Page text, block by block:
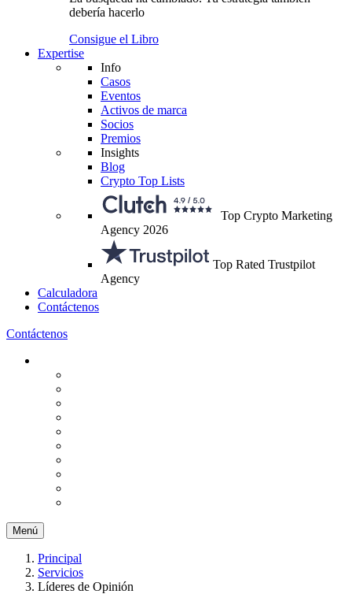
debería hacerlo
Consigue el Libro
Expertise
Info
Casos
Eventos
Activos de marca
Socios
Premios
Insights
Blog
Crypto Top Lists
Top Crypto Marketing
Agency 2026
Top Rated Trustpilot
Agency
Calculadora
Contáctenos
Contáctenos
Menú
Principal
Servicios
Líderes de Opinión